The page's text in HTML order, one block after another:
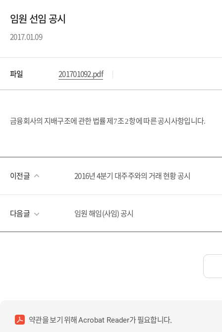
임원 선임 공시
2017.01.09
파일 201701092.pdf
금융회사의 지배구조에 관한 법률 제7조2항에 따른 공시사항입니다.
이전글 2016년 4분기 대주주와의 거래 현황 공시
다음글 임원 해임(사임) 공시
약관을 보기 위해Acrobat Reader가 필요합니다.